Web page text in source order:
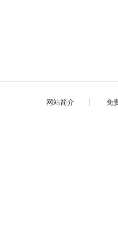
网站简介 免